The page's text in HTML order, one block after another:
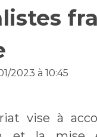
2023 à 10:45
vise à